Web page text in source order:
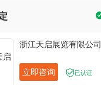
浙江天启展览有限公司
立即咨询 已认证